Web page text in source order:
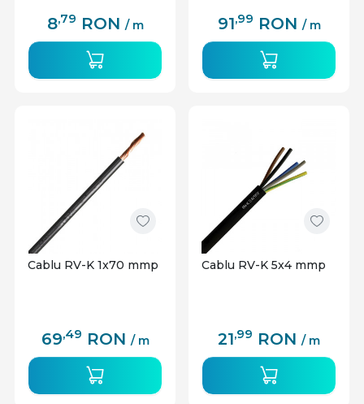
8,79 RON / m 91,99 RON / m
Cablu RV-K 1x70 mmp
69,49 RON / m
Cablu RV-K 5x4 mmp
21,99 RON / m